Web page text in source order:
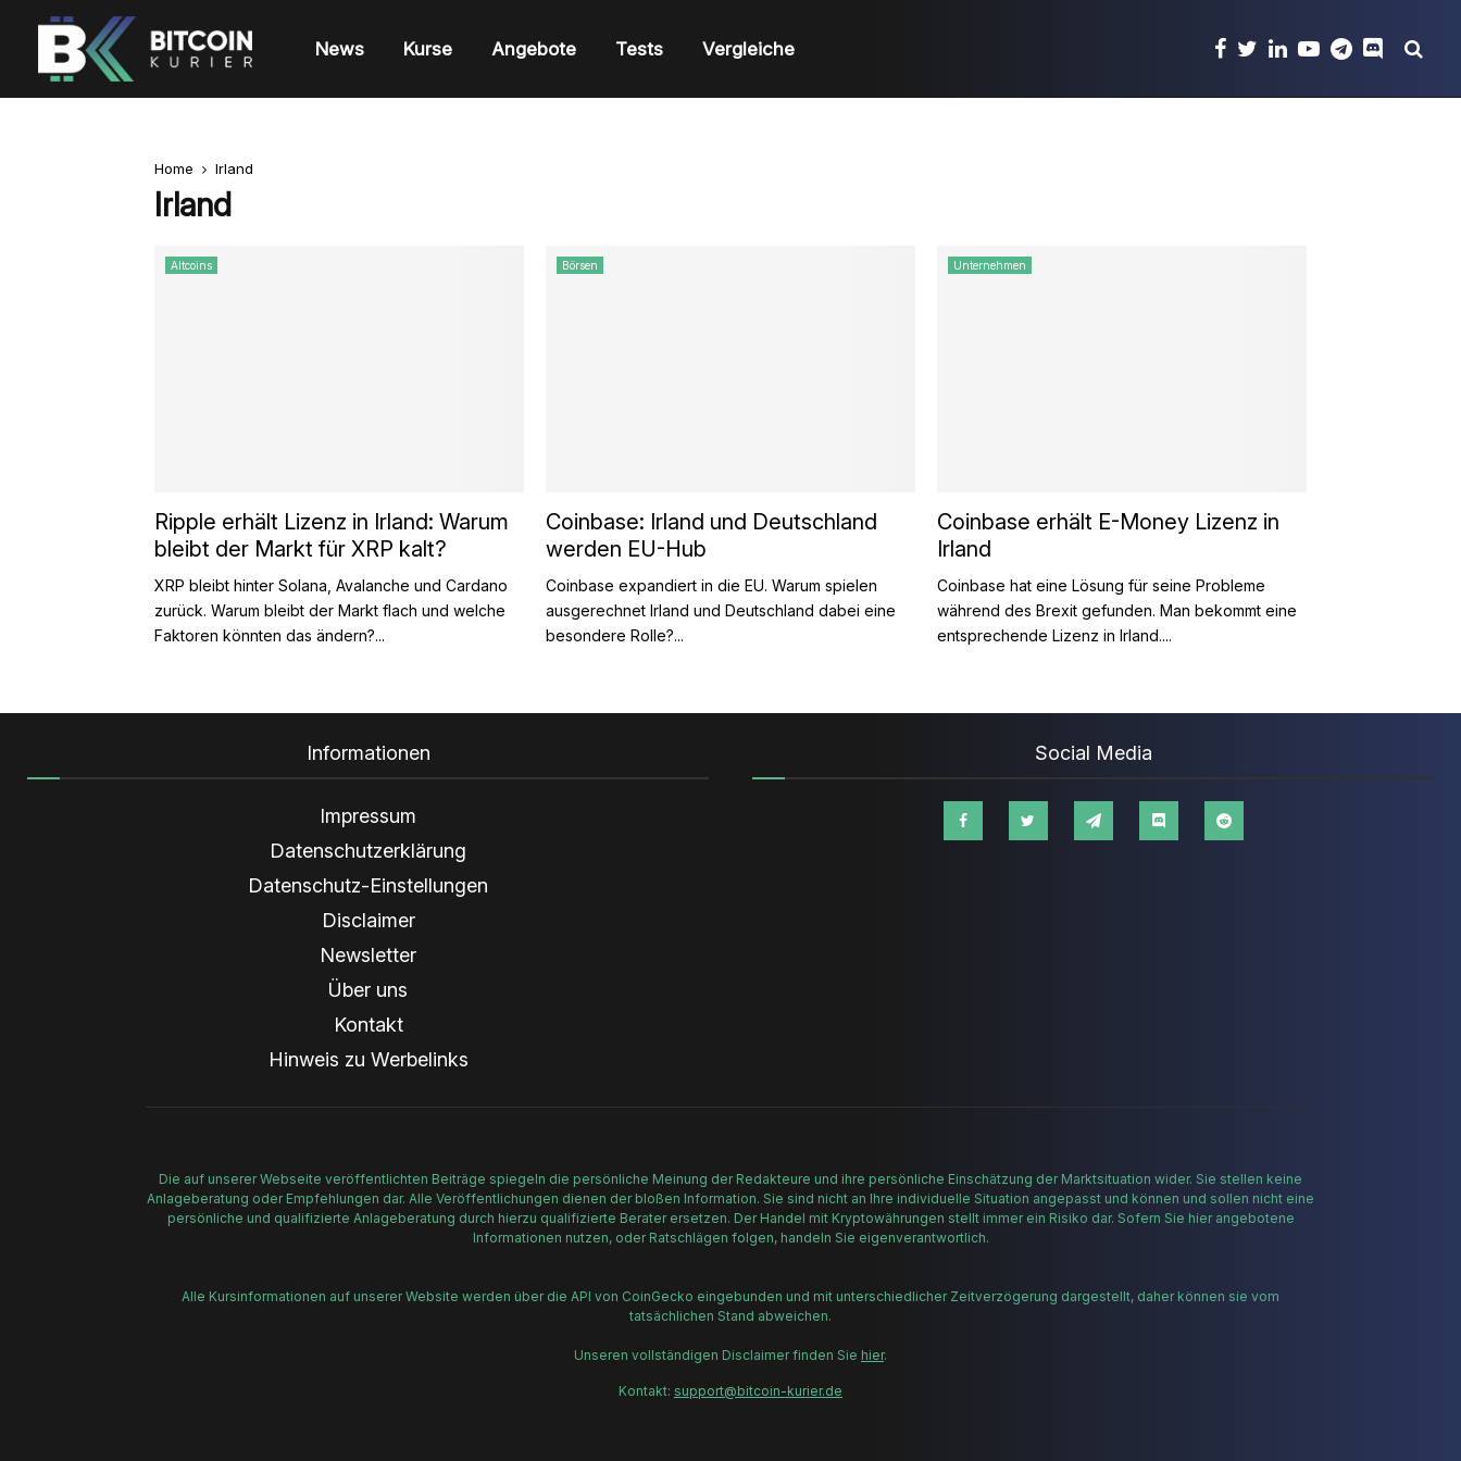
News Kurse Angebote Tests Vergleiche
Home Irland
Irland
Altcoins
Ripple erhält Lizenz in Irland: Warum
bleibt der Markt für XRP kalt?
XRP bleibt hinter Solana, Avalanche und Cardano
zurück. Warum bleibt der Markt flach und welche
Faktoren könnten das ändern?...
Börsen
Coinbase: Irland und Deutschland
werden EU-Hub
Coinbase expandiert in die EU. Warum spielen
ausgerechnet Irland und Deutschland dabei eine
besondere Rolle?...
Unternehmen
Coinbase erhält E-Money Lizenz in
Irland
Coinbase hat eine Lösung für seine Probleme
während des Brexit gefunden. Man bekommt eine
entsprechende Lizenz in Irland....
Informationen
Impressum
Datenschutzerklärung
Datenschutz-Einstellungen
Disclaimer
Newsletter
Über uns
Kontakt
Hinweis zu Werbelinks
Social Media
Die auf unserer Webseite veröffentlichten Beiträge spiegeln die persönliche Meinung der Redakteure und ihre persönliche Einschätzung der Marktsituation wider. Sie stellen keine
Anlageberatung oder Empfehlungen dar. Alle Veröffentlichungen dienen der bloßen Information. Sie sind nicht an Ihre individuelle Situation angepasst und können und sollen nicht eine
persönliche und qualifizierte Anlageberatung durch hierzu qualifizierte Berater ersetzen. Der Handel mit Kryptowährungen stellt immer ein Risiko dar. Sofern Sie hier angebotene
Informationen nutzen, oder Ratschlägen folgen, handeln Sie eigenverantwortlich.
Alle Kursinformationen auf unserer Website werden über die API von CoinGecko eingebunden und mit unterschiedlicher Zeitverzögerung dargestellt, daher können sie vom
tatsächlichen Stand abweichen.
Unseren vollständigen Disclaimer finden Sie hier.
Kontakt: support@bitcoin-kurier.de